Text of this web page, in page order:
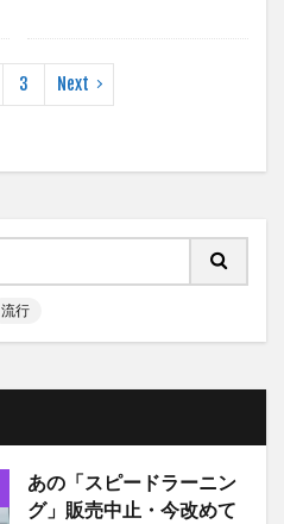
3 Next
流行
あの「スピードラーニン
グ」販売中止・今改めて